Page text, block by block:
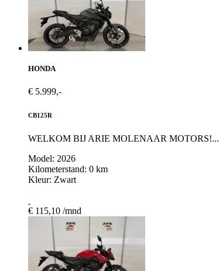
HONDA
€ 5.999,-
CB125R
WELKOM BIJ ARIE MOLENAAR MOTORS!...
Model: 2026
Kilometerstand: 0 km
Kleur: Zwart
€ 115,10 /mnd